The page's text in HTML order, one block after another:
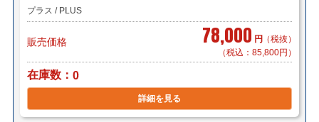
プラス / PLUS
販売価格 78,000 円 （税抜）
（税込：85,800円）
在庫数 0
詳細を見る